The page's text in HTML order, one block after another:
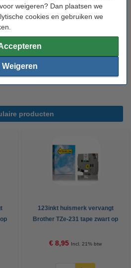
weigeren? Dan plaatsen we
cookies en gebruiken we
Weigeren
huismerk vervangt 5x
extra klevend tape zwart op
i.p.v. het originele tape te nemen.
producten
123inkt huismerk vervangt
Brother TZe-231 tape zwart op
€ 8,95 Incl. 21% btw